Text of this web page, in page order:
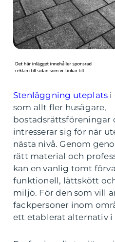
Stenläggning uteplats i
som allt fler husägare,
bostadsrättsföreningar
intresserar sig för när
nästa nivå. Genom
rätt material och
kan en vanlig tomt
funktionell, lättskött
miljö. För den som vill
fackpersoner inom
ett etablerat alternativ i